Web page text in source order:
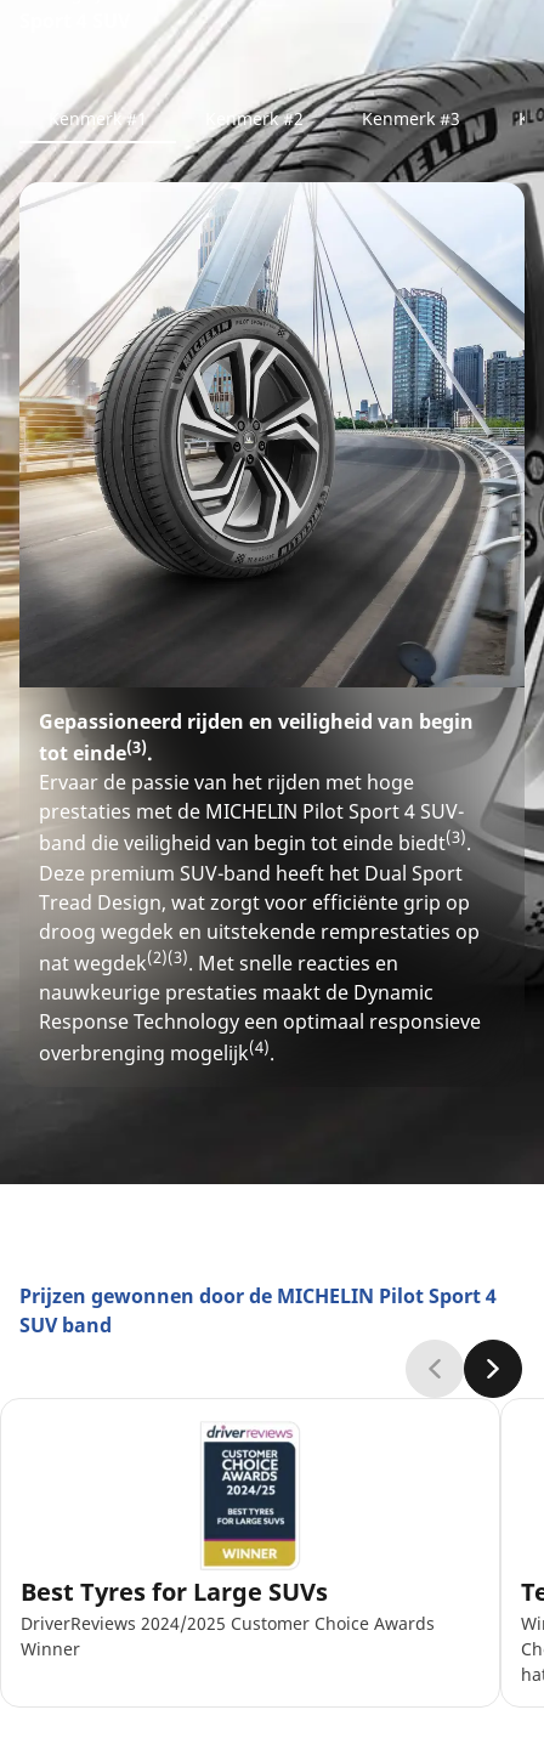
Kenmerk #1 Kenmerk #2 Kenmerk #3
Gepassioneerd rijden en veiligheid van begin
tot einde(3).
Ervaar de passie van het rijden met hoge
prestaties met de MICHELIN Pilot Sport 4 SUV-
band die veiligheid van begin tot einde biedt(3).
Deze premium SUV-band heeft het Dual Sport
Tread Design, wat zorgt voor efficiënte grip op
droog wegdek en uitstekende remprestaties op
nat wegdek(2)(3). Met snelle reacties en
nauwkeurige prestaties maakt de Dynamic
Response Technology een optimaal responsieve
overbrenging mogelijk(4).
Prijzen gewonnen door de MICHELIN Pilot Sport 4
SUV band
Best Tyres for Large SUVs
DriverReviews 2024/2025 Customer Choice Awards
Winner